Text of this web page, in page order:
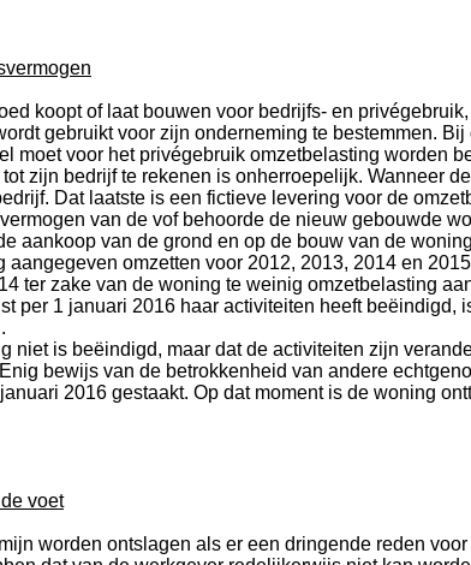
koopt of laat bouwen voor bedrijfs- en
gebruikt voor zijn onderneming te bestemmen.
moet voor het privégebruik omzetbelasting worden
zijn bedrijf te rekenen is onherroepelijk. Wanneer
Dat laatste is een fictieve levering voor de
van de vof behoorde de nieuw gebouwde
aankoop van de grond en op de bouw van de
omzetten voor 2012, 2013, 2014 en
ter zake van de woning te weinig omzetbelasting
per 1 januari 2016 haar activiteiten heeft
niet is beëindigd, maar dat de activiteiten zijn
bewijs van de betrokkenheid van andere
2016 gestaakt. Op dat moment is de woning
voet
worden ontslagen als er een dringende reden